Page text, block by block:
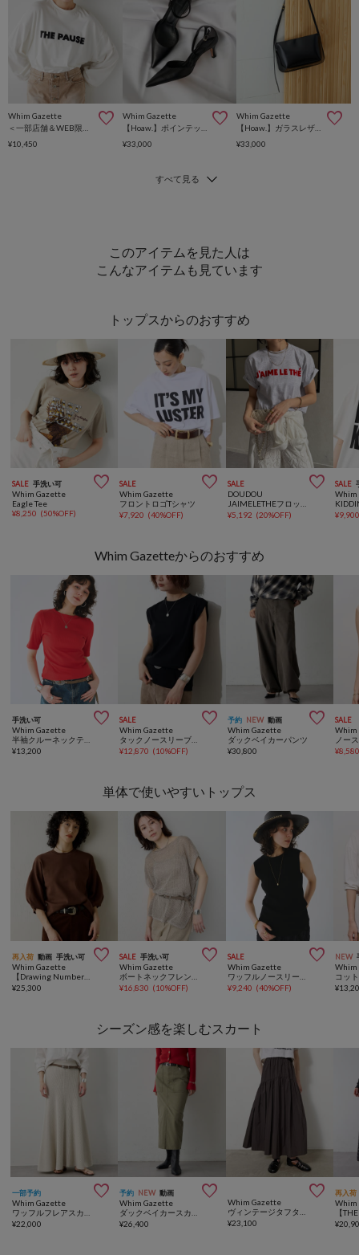
Whim Gazette
¥10,450
Whim Gazette
¥33,000
Whim Gazette
¥33,000
このアイテムを見た人は
こんなアイテムも見ています
トップスからのおすすめ
SALE 手洗い可 
Whim Gazette
Eagle Tee
¥8,250 (50%OFF)
SALE 
Whim Gazette
フロントロゴTシャツ
¥7,920 (40%OFF)
SALE 
DOUDOU
¥5,192 (20%OFF)
SALE
Whim
¥
Whim Gazetteからのおすすめ
手洗い可 
Whim Gazette
¥13,200
SALE 
Whim Gazette
¥12,870 (10%OFF)
予約 NEW 動画 
Whim Gazette
ダックベイカーパンツ
¥30,800
SALE
Whim
¥
単体で使いやすいトップス
再入荷 動画 手洗い可 
Whim Gazette
¥25,300
SALE 手洗い可 
Whim Gazette
¥16,830 (10%OFF)
SALE 
Whim Gazette
¥9,240 (40%OFF)
NEW
Whim
コッ
¥
シーズン感を楽しむスカート
一部予約 
Whim Gazette
¥22,000
予約 NEW 動画 
Whim Gazette
¥26,400

Whim Gazette
¥23,100
再入荷
Whim
¥